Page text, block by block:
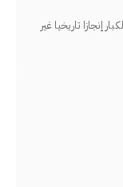
إنجازا تاريخيا غير